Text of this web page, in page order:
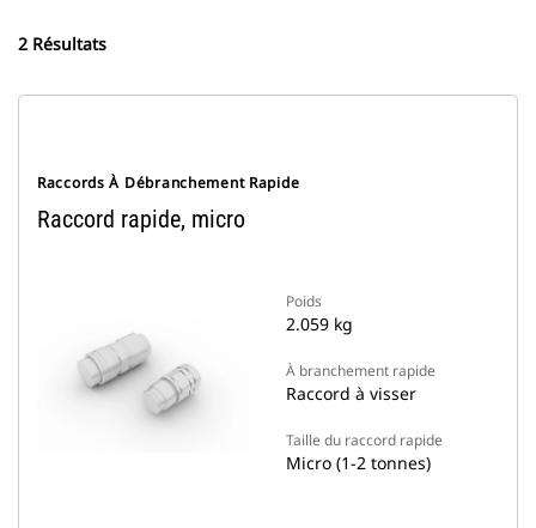
2 Résultats
Raccords À Débranchement Rapide
Raccord rapide, micro
Poids
2.059 kg
À branchement rapide
Raccord à visser
Taille du raccord rapide
Micro (1-2 tonnes)